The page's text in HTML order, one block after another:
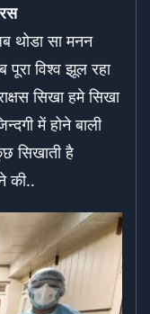
थोडा सा मनन
विश्व झूल रहा
सिखा हमे सिखा
में होने बाली
सिखाती है
की..